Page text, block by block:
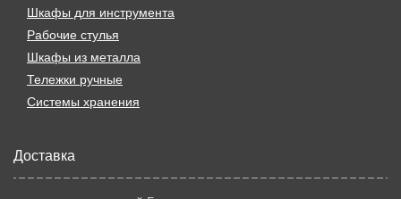
Шкафы для инструмента
Рабочие стулья
Шкафы из металла
Тележки ручные
Системы хранения
Доставка